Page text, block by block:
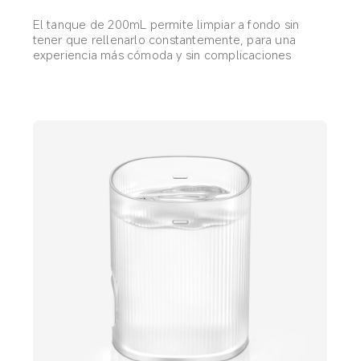
El tanque de 200mL permite limpiar a fondo sin
tener que rellenarlo constantemente, para una
experiencia más cómoda y sin complicaciones